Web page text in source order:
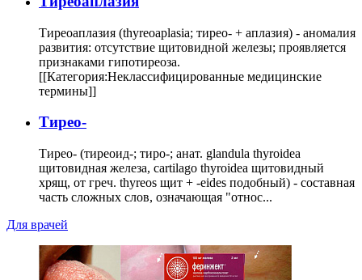
Тиреоаплазия (thyreoaplasia; тирео- + аплазия) - аномалия
развития: отсутствие щитовидной железы; проявляется
признаками гипотиреоза.
[[Категория:Неклассифицированные медицинские
термины]]
Тирео-
Тирео- (тиреоид-; тиро-; анат. glandula thyroidea
щитовидная железа, cartilago thyroidea щитовидный
хрящ, от греч. thyreos щит + -eides подобный) - составная
часть сложных слов, означающая "относ...
Для врачей